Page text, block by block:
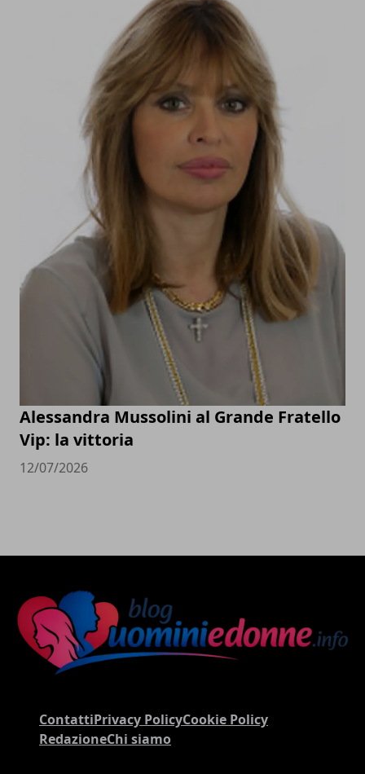
Alessandra Mussolini al Grande Fratello
Vip: la vittoria
12/07/2026
ContattiPrivacy PolicyCookie Policy
RedazioneChi siamo